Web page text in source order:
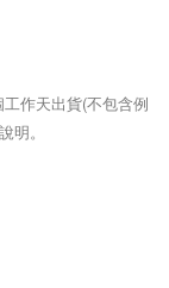
作天出貨(不包含例
明。